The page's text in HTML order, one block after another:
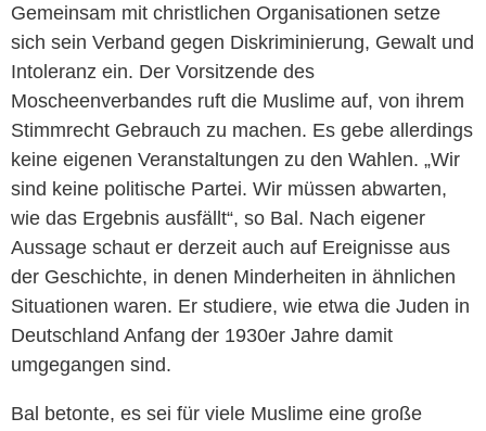
Gemeinsam mit christlichen Organisationen setze
sich sein Verband gegen Diskriminierung, Gewalt und
Intoleranz ein. Der Vorsitzende des
Moscheenverbandes ruft die Muslime auf, von ihrem
Stimmrecht Gebrauch zu machen. Es gebe allerdings
keine eigenen Veranstaltungen zu den Wahlen. „Wir
sind keine politische Partei. Wir müssen abwarten,
wie das Ergebnis ausfällt“, so Bal. Nach eigener
Aussage schaut er derzeit auch auf Ereignisse aus
der Geschichte, in denen Minderheiten in ähnlichen
Situationen waren. Er studiere, wie etwa die Juden in
Deutschland Anfang der 1930er Jahre damit
umgegangen sind.
Bal betonte, es sei für viele Muslime eine große